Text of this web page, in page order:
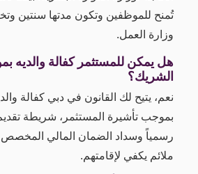
تُمنح للموظفين وتكون مدتها سنتين
وزارة العمل.
هل يمكن للمستثمر كفالة والديه
الشريك؟
نعم، يتيح لك القانون في دبي كفالة
بموجب تأشيرة المستثمر، شريطة
رسمياً وسداد الضمان المالي
ملائم يكفي لإقامتهم.